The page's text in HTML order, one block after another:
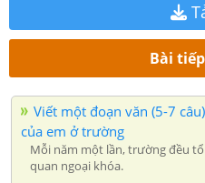
Bài
Viết một đoạn văn (5-7
của em ở trường
Mỗi năm một lần, trường đều
quan ngoại khóa.